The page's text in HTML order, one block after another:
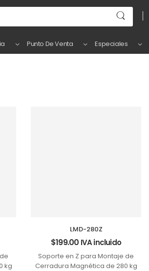
Punto De Venta Especiales
kg
LMD-280Z
$199.00 IVA incluido
Soporte en Z para Montaje de
Cerradura Magnética de 280 kg